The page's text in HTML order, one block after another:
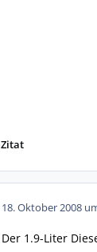
Zitat
18. Oktober 2008
Der 1.9-Liter